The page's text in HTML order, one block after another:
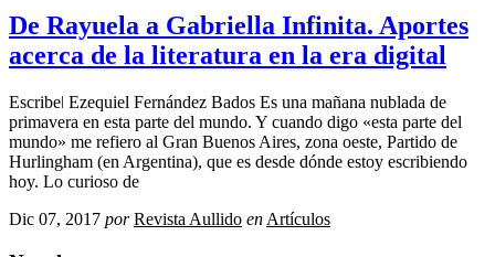
De Rayuela a Gabriella Infinita. Aportes
acerca de la literatura en la era digital
Escribeǀ Ezequiel Fernández Bados Es una mañana nublada de
primavera en esta parte del mundo. Y cuando digo «esta parte del
mundo» me refiero al Gran Buenos Aires, zona oeste, Partido de
Hurlingham (en Argentina), que es desde dónde estoy escribiendo
hoy. Lo curioso de
Dic 07, 2017 por Revista Aullido en Artículos